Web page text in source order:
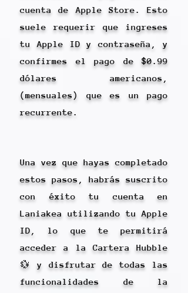
cuenta de Apple Store. Esto
suele requerir que ingreses
tu Apple ID y contraseña, y
confirmes el pago de $0.99
dólares americanos,
(mensuales) que es un pago
recurrente.
Una vez que hayas completado
estos pasos, habrás suscrito
con éxito tu cuenta en
Laniakea utilizando tu Apple
ID, lo que te permitirá
acceder a la Cartera Hubble
💱 y disfrutar de todas las
funcionalidades de la